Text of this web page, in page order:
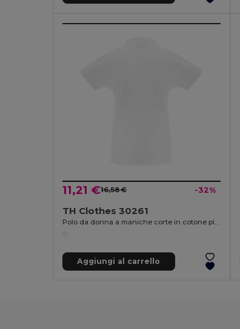
11,21 €16,58 € -32%
TH Clothes 30261
Aggiungi al carrello